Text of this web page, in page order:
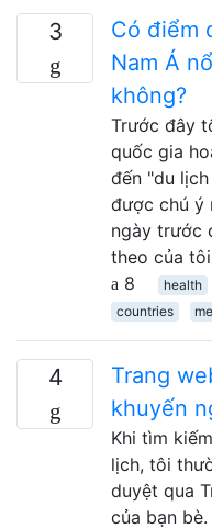
3
Có điểm
Nam Á
không?
Trước đây
quốc gia
đến "du
được chú ý
ngày trước
theo của
8
health
countries
4
Trang
khuyến
Khi tìm
lịch, tôi
duyệt qua
của bạn